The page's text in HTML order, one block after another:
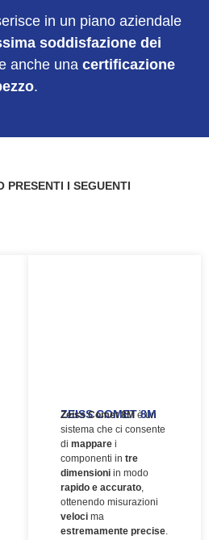
in un piano aziendale
soddisfazione dei
anche una certificazione
.
PRESENTI I SEGUENTI
ZEISS COMET 8M
Zeiss Comet 8Mè un
sistema che ci consente
di mappare i
componenti in tre
dimensioni in modo
rapido e accurato,
ottenendo misurazioni
veloci ma
estremamente precise.